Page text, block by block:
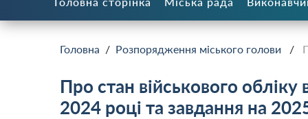
Головна / Розпорядження міського голови /
Про стан військового обліку
2024 році та завдання на